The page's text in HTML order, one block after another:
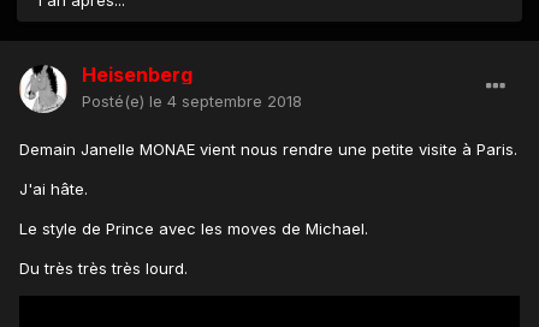
Heisenberg
Posté(e) le 4 septembre 2018
Demain Janelle MONAE vient nous rendre une petite visite à Paris.
J'ai hâte.
Le style de Prince avec les moves de Michael.
Du très très très lourd.